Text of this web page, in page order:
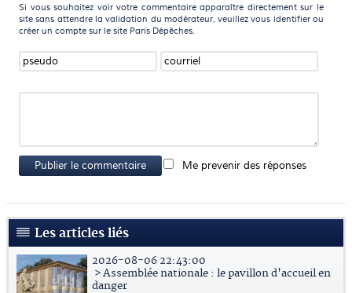
Si vous souhaitez voir votre commentaire apparaître directement sur le
site sans attendre la validation du modérateur, veuillez vous identifier ou
créer un compte sur le site Paris Dépêches.
Publier le commentaire Me prevenir des réponses
Les articles liés
2026-08-06 22:43:00
> Assemblée nationale : le pavillon d'accueil en
danger